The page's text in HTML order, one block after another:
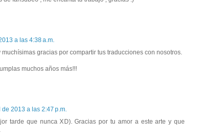
a las 4:38 a.m.
muchísimas gracias por compartir tus traducciones con nosotros.
muchos años más!!!
de 2013 a las 2:47 p.m.
tarde que nunca XD). Gracias por tu amor a este arte y que